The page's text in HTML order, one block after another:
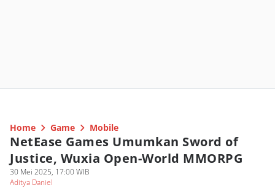
Home Game Mobile
NetEase Games Umumkan Sword of
Justice, Wuxia Open-World MMORPG
30 Mei 2025, 17:00 WIB
Aditya Daniel